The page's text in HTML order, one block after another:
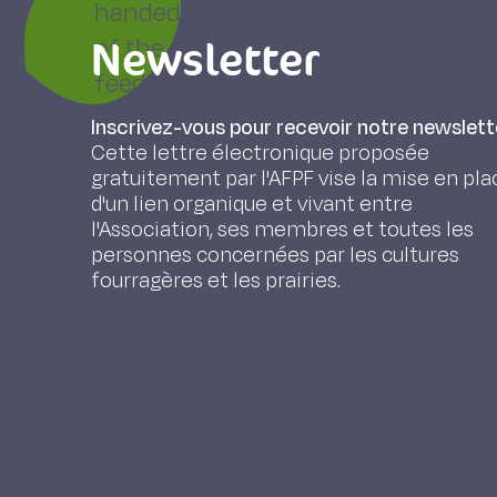
handed down from father to son
of the farm lies in its tight control
feed autonomy. The latter is
and a wide range of tools:
stock via mowing, and reducing
forage supply, the farm uses
temporary grasslands, and multi-
choices allow the farmers of
face climatic events and, more
The milk from this farm comes
cows and is used to produce PDO
Newsletter
Inscrivez-vous pour recevoir notre
Cette lettre électronique proposée
gratuitement par l'AFPF vise la mise en
d'un lien organique et vivant entre
l'Association, ses membres et toutes les
personnes concernées par les cultures
fourragères et les prairies.